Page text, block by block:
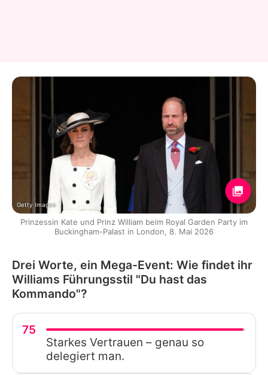
Getty Images
Prinzessin Kate und Prinz William beim Royal Garden Party im
Buckingham-Palast in London, 8. Mai 2026
Drei Worte, ein Mega-Event: Wie findet ihr
Williams Führungsstil "Du hast das
Kommando"?
75
Starkes Vertrauen – genau so
delegiert man.